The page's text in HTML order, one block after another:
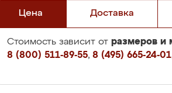
Цена Доставка
Стоимость зависит от размеров и
8 (800) 511-89-55, 8 (495) 665-24-01